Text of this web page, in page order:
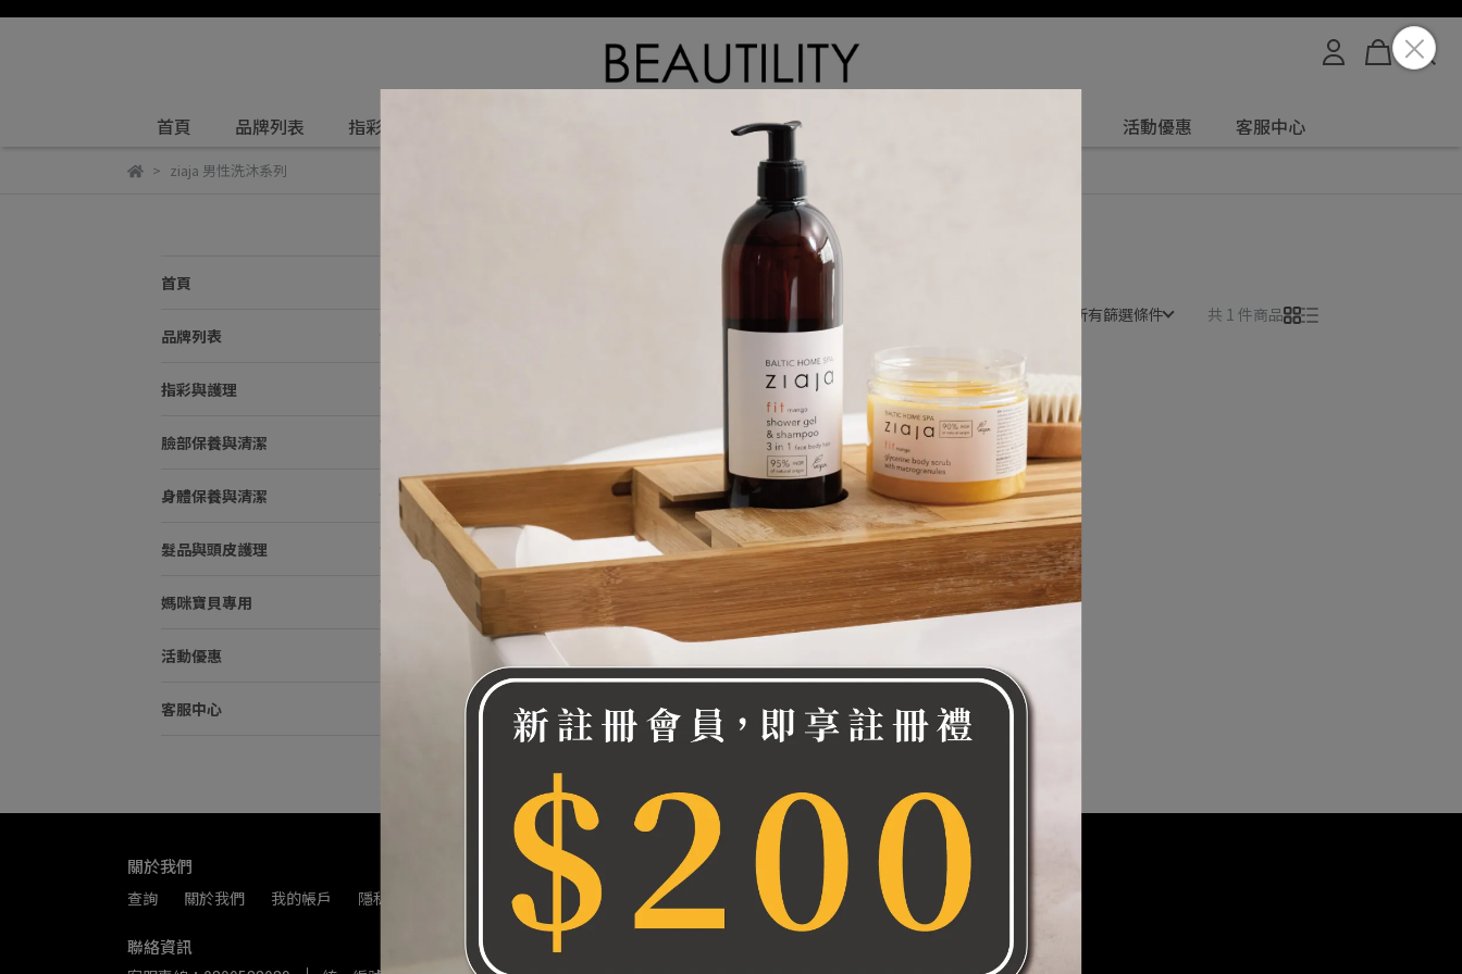
首頁 品牌列表 指彩與護理 身體保養與清潔 活動優惠 客服中心
ziaja 男性洗沐系列
首頁
品牌列表
指彩與護理
臉部保養與清潔
身體保養與清潔
髮品與頭皮護理
媽咪寶貝專用
活動優惠
客服中心
所有篩選條件 共 1 件商品
ziaja 齊葉雅 男性洗沐二合一300ml
NT$390
關於我們
查詢 關於我們 我的帳戶 隱私政策
聯絡資訊